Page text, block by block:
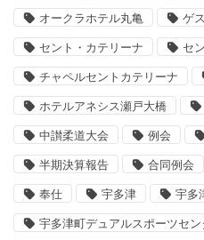
オークラホテル丸亀 ゲ
セント・カテリーナ セ
チャペルセントカテリーナ
ホテルアネシス瀬戸大橋
中讃柔道大会 例会
半期決算報告 合同例会
奉仕 宇多津 宇多
宇多津町デュアルスポーツセン